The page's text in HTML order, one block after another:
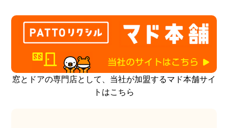
窓とドアの専門店として、当社が加盟するマド本舗サイ
トはこちら